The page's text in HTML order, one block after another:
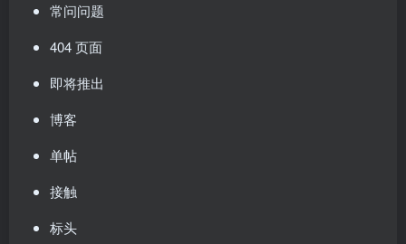
常问问题
404 页面
即将推出
博客
单帖
接触
标头